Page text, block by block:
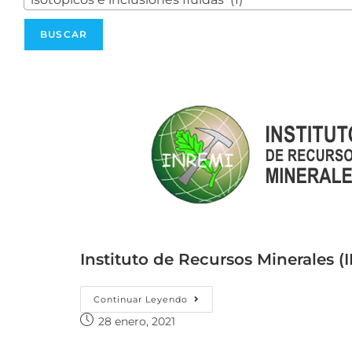
Instituto de Recursos Minerales
Continuar Leyendo
28 enero, 2021